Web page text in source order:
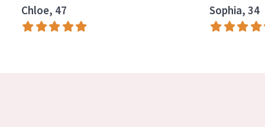
Todas las edades
Chloe, 47 Sophia, 34